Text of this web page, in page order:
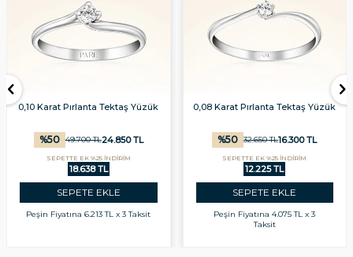
0,10 Karat Pırlanta Tektaş Yüzük
%50 49.700TL24.850TL
SEPETTE EK %25 İNDİRİM
18.638 TL
SEPETE EKLE
Peşin Fiyatına6.213 TL x 3 Taksit
0,08 Karat Pırlanta Tektaş Yüzük
%50 32.650TL16.300TL
SEPETTE EK %25 İNDİRİM
12.225 TL
SEPETE EKLE
Peşin Fiyatına4.075 TL x 3
Taksit